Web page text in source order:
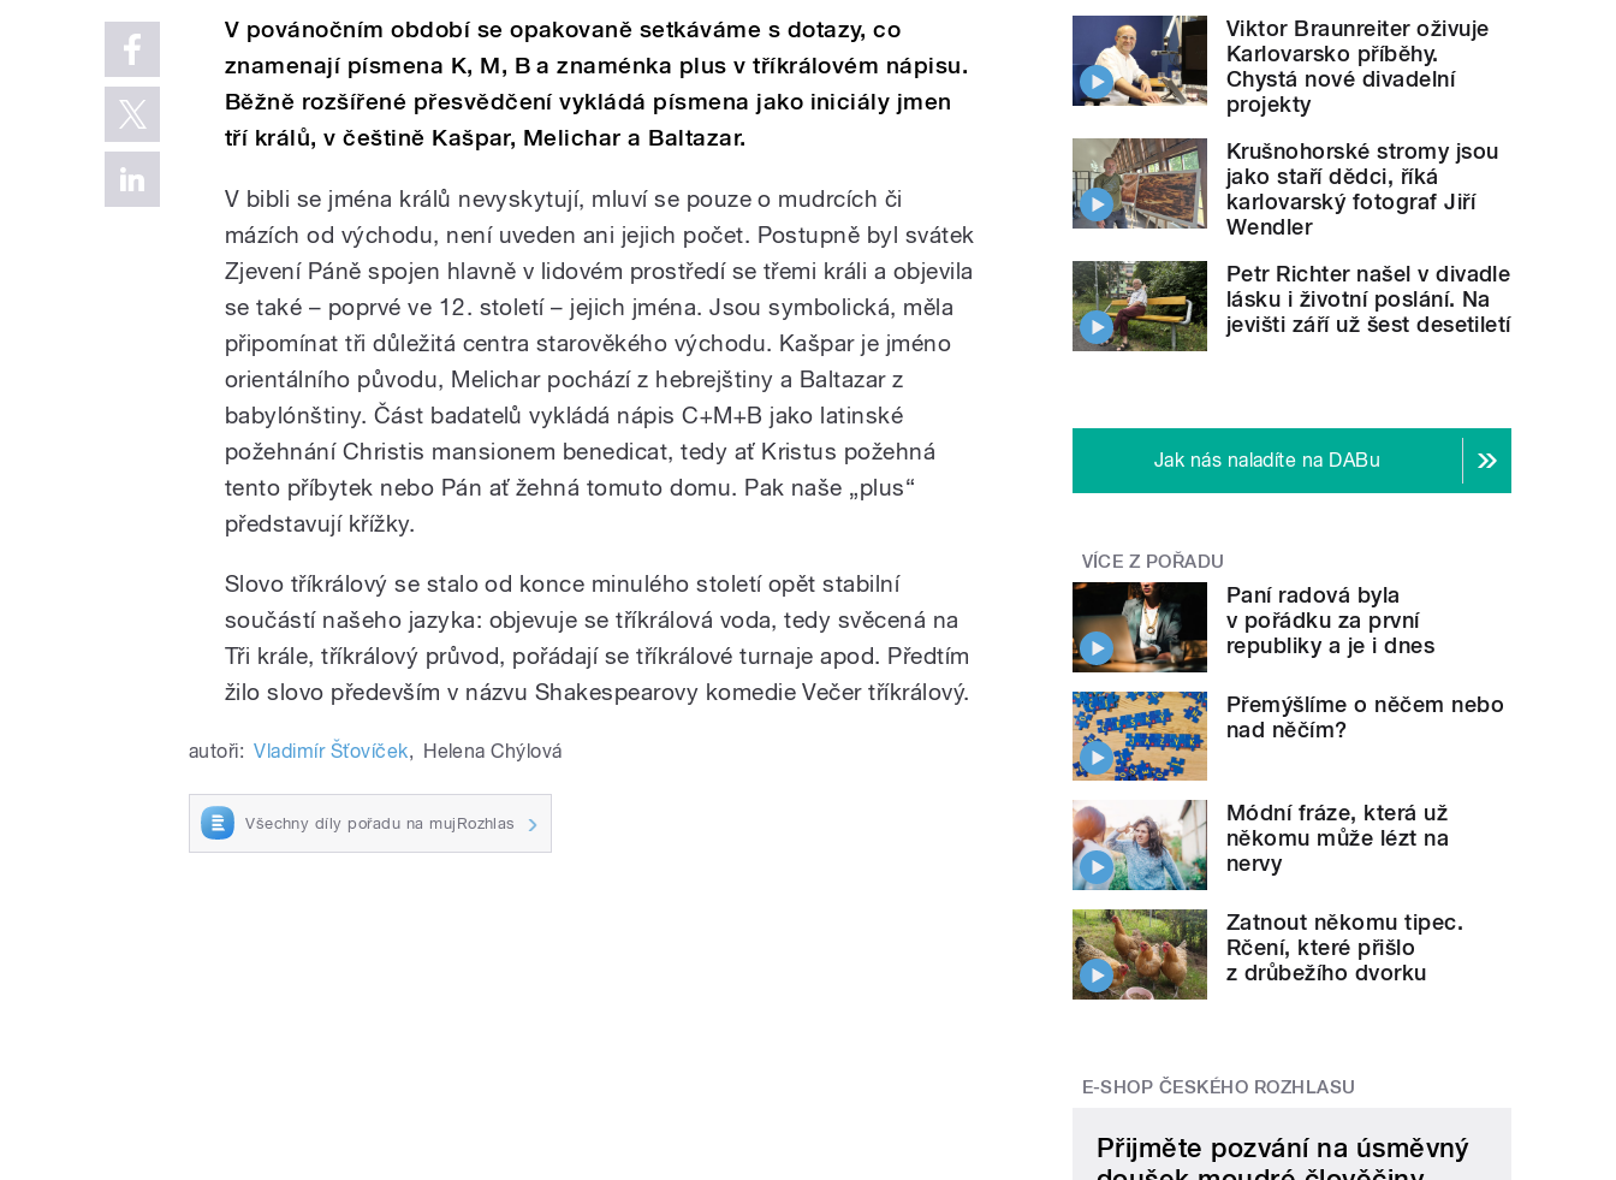
V povánočním období se opakovaně setkáváme s dotazy, co
znamenají písmena K, M, B a znaménka plus v tříkrálovém nápisu.
Běžně rozšířené přesvědčení vykládá písmena jako iniciály jmen
tří králů, v češtině Kašpar, Melichar a Baltazar.
V bibli se jména králů nevyskytují, mluví se pouze o mudrcích či
mázích od východu, není uveden ani jejich počet. Postupně byl svátek
Zjevení Páně spojen hlavně v lidovém prostředí se třemi králi a objevila
se také – poprvé ve 12. století – jejich jména. Jsou symbolická, měla
připomínat tři důležitá centra starověkého východu. Kašpar je jméno
orientálního původu, Melichar pochází z hebrejštiny a Baltazar z
babylónštiny. Část badatelů vykládá nápis C+M+B jako latinské
požehnání Christis mansionem benedicat, tedy ať Kristus požehná
tento příbytek nebo Pán ať žehná tomuto domu. Pak naše „plus“
představují křížky.
Slovo tříkrálový se stalo od konce minulého století opět stabilní
součástí našeho jazyka: objevuje se tříkrálová voda, tedy svěcená na
Tři krále, tříkrálový průvod, pořádají se tříkrálové turnaje apod. Předtím
žilo slovo především v názvu Shakespearovy komedie Večer tříkrálový.
autoři: Vladimír Šťovíček, Helena Chýlová
Všechny díly pořadu na mujRozhlas
Viktor Braunreiter oživuje
Karlovarsko příběhy.
Chystá nové divadelní
projekty
Krušnohorské stromy jsou
jako staří dědci, říká
karlovarský fotograf Jiří
Wendler
Petr Richter našel v divadle
lásku i životní poslání. Na
jevišti září už šest desetiletí
Jak nás naladíte na DABu
VÍCE Z POŘADU
Paní radová byla
v pořádku za první
republiky a je i dnes
Přemýšlíme o něčem nebo
nad něčím?
Módní fráze, která už
někomu může lézt na
nervy
Zatnout někomu tipec.
Rčení, které přišlo
z drůbežího dvorku
E-SHOP ČESKÉHO ROZHLASU
Přijměte pozvání na úsměvný